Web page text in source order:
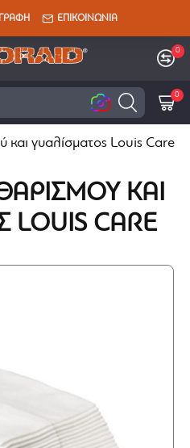
ΕΠΙΚΟΙΝΩΝΙΑ
0
0
και γυαλίσματος Louis Care
ΚΑΙ
CARE